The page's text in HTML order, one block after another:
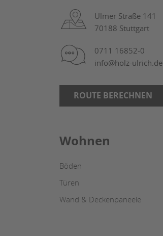
Ulmer Straße 141
70188 Stuttgart
0711 16852-0
info@holz-ulrich.de
ROUTE BERECHNEN
Wohnen
Böden
Türen
Wand & Deckenpaneele